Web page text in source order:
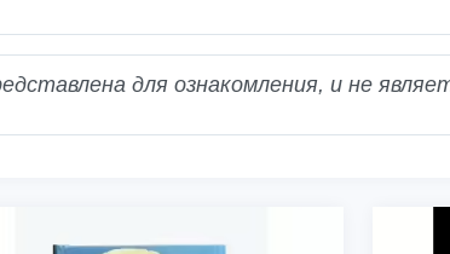
для ознакомления, и не